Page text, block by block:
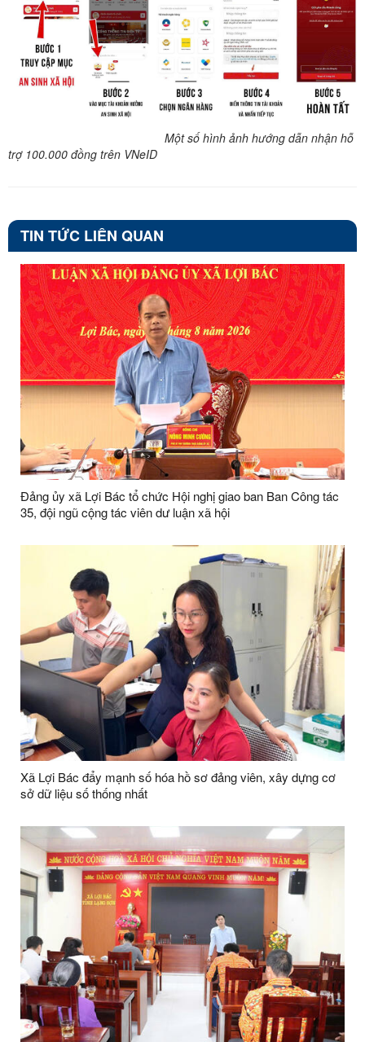
Một số hình ảnh hướng dẫn nhận hỗ
trợ 100.000 đồng trên VNeID
TIN TỨC LIÊN QUAN
Đảng ủy xã Lợi Bác tổ chức Hội nghị giao ban Ban Công tác
35, đội ngũ cộng tác viên dư luận xã hội
Xã Lợi Bác đẩy mạnh số hóa hồ sơ đảng viên, xây dựng cơ
sở dữ liệu số thống nhất